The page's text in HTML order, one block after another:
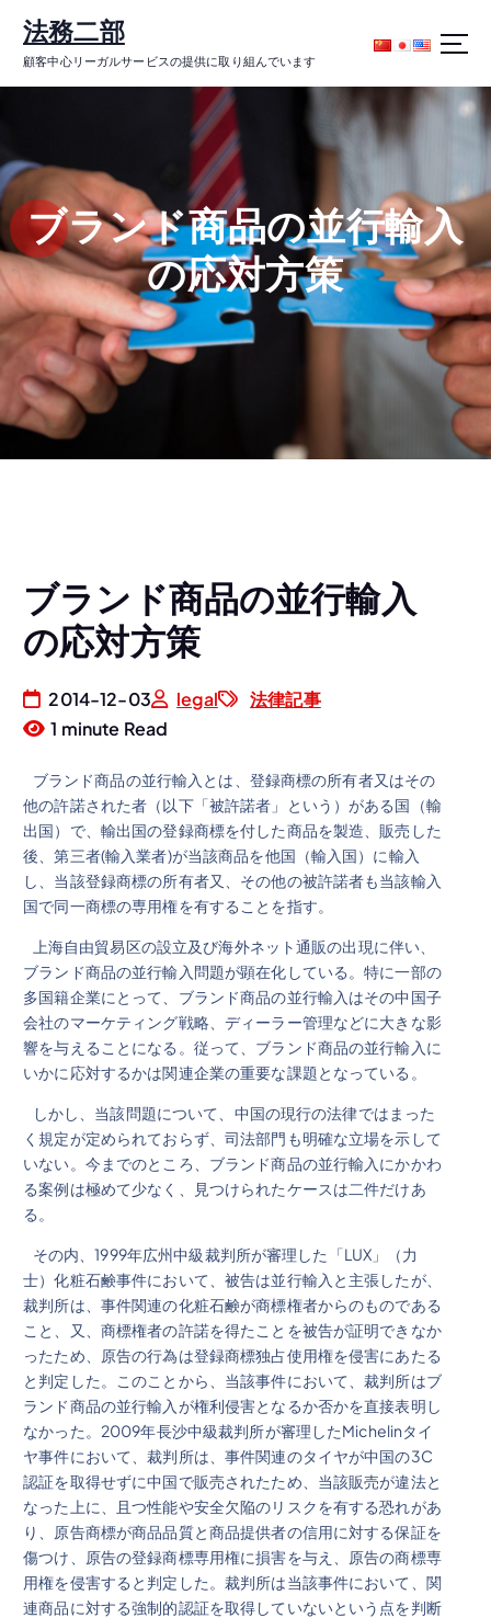
ン
ス
キ
ッ
プ
法務二部
顧客中心リーガルサービスの提供に取り組んでいます
ブランド商品の並行輸入
の応対方策
ブランド商品の並行輸入
の応対方策
2014-12-03 legal
法律記事
1 minute Read
ブランド商品の並行輸入とは、登録商標の所有者又はその
他の許諾された者（以下「被許諾者」という）がある国（輸
出国）で、輸出国の登録商標を付した商品を製造、販売した
後、第三者(輸入業者)が当該商品を他国（輸入国）に輸入
し、当該登録商標の所有者又、その他の被許諾者も当該輸入
国で同一商標の専用権を有することを指す。
上海自由貿易区の設立及び海外ネット通販の出現に伴い、
ブランド商品の並行輸入問題が顕在化している。特に一部の
多国籍企業にとって、ブランド商品の並行輸入はその中国子
会社のマーケティング戦略、ディーラー管理などに大きな影
響を与えることになる。従って、ブランド商品の並行輸入に
いかに応対するかは関連企業の重要な課題となっている。
しかし、当該問題について、中国の現行の法律ではまった
く規定が定められておらず、司法部門も明確な立場を示して
いない。今までのところ、ブランド商品の並行輸入にかかわ
る案例は極めて少なく、見つけられたケースは二件だけあ
る。
その内、1999年広州中級裁判所が審理した「LUX」（力
士）化粧石鹸事件において、被告は並行輸入と主張したが、
裁判所は、事件関連の化粧石鹸が商標権者からのものである
こと、又、商標権者の許諾を得たことを被告が証明できなか
ったため、原告の行為は登録商標独占使用権を侵害にあたる
と判定した。このことから、当該事件において、裁判所はブ
ランド商品の並行輸入が権利侵害となるか否かを直接表明し
なかった。2009年長沙中級裁判所が審理したMichelinタイ
ヤ事件において、裁判所は、事件関連のタイヤが中国の3C
認証を取得せずに中国で販売されたため、当該販売が違法と
なった上に、且つ性能や安全欠陥のリスクを有する恐れがあ
り、原告商標が商品品質と商品提供者の信用に対する保証を
傷つけ、原告の登録商標専用権に損害を与え、原告の商標専
用権を侵害すると判定した。裁判所は当該事件において、関
連商品に対する強制的認証を取得していないという点を判断